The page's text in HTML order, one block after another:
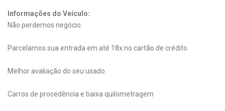
Informações do Veículo:
Não perdemos negócio.
Parcelamos sua entrada em até 18x no cartão de crédito
Melhor avaliação do seu usado
Carros de procedência e baixa quilometragem